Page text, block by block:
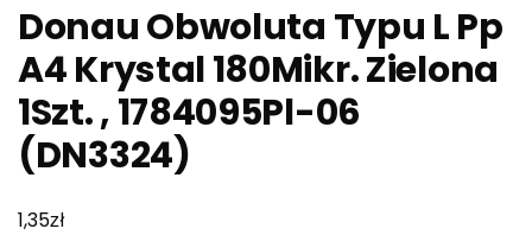
Donau Obwoluta Typu L Pp
A4 Krystal 180Mikr. Zielona
1Szt. , 1784095Pl-06
(DN3324)
1,35zł